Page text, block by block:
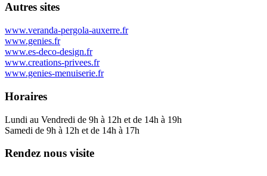
Autres sites
www.veranda-pergola-auxerre.fr
www.genies.fr
www.es-deco-design.fr
www.creations-privees.fr
www.genies-menuiserie.fr
Horaires
Lundi au Vendredi de 9h à 12h et de 14h à 19h
Samedi de 9h à 12h et de 14h à 17h
Rendez nous visite